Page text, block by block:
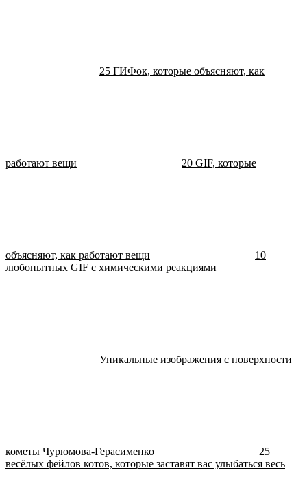
25 ГИФок, которые объясняют, как
работают вещи 20 GIF, которые
объясняют, как работают вещи
10
любопытных GIF с химическими реакциями
Уникальные изображения с поверхности
кометы Чурюмова-Герасименко
25
весёлых фейлов котов, которые заставят вас улыбаться весь